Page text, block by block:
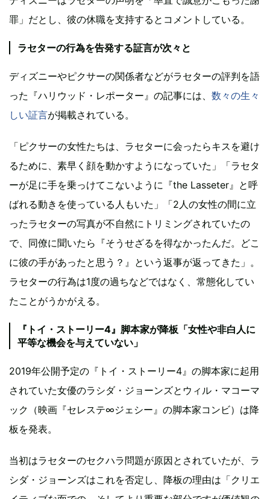
罪」だとし、彼の休職を支持するとコメントしている。
ラセターの行為を告発する証言が次々と
ディズニーやピクサーの関係者などがラセターの評判を語
った『ハリウッド・レポーター』の記事には、 数々の生々
しい証言が掲載されている。
「ピクサーの女性たちは、ラセターに会ったらキスを避け
るために、素早く顔を動かすようになっていた」「ラセタ
ーが足に手を乗っけてこないように『the Lasseter』と呼
ばれる動きを使っている人もいた」「2人の女性の間に立
ったラセターの写真が不自然にトリミングされていたの
で、同僚に聞いたら『そうせざるを得なかったんだ。どこ
に彼の手があったと思う？』という返事が返ってきた」。
ラセターの行為は1度の過ちなどではなく、常態化してい
たことがうかがえる。
『トイ・ストーリー4』脚本家が降板「女性や非白人に
平等な機会を与えていない」
2019年公開予定の『トイ・ストーリー4』の脚本家に起用
されていた女優のラシダ・ジョーンズとウィル・マコーマ
ック（映画『セレステ∞ジェシー』の脚本家コンビ）は降
板を発表。
当初はラセターのセクハラ問題が原因とされていたが、ラ
シダ・ジョーンズはこれを否定し、降板の理由は「クリエ